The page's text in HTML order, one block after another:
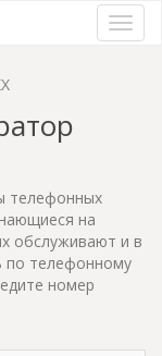
телефонных
на
обслуживают и в
по телефонному
номер